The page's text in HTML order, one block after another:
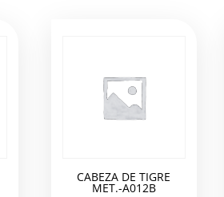
CABEZA DE TIGRE
MET.-A012B